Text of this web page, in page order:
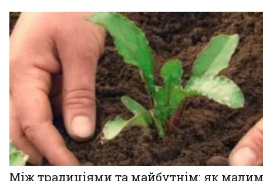
Між традиціями та майбутнім: як малим